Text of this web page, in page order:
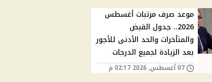
موعد صرف مرتبات أغسطس
2026.. جدول القبض
والمتأخرات والحد الأدنى للأجور
بعد الزيادة لجميع الدرجات
07 أغسطس, 2026 02:17 م